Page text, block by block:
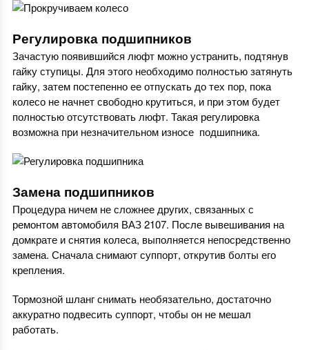
Регулировка подшипников
Зачастую появившийся люфт можно устранить, подтянув
гайку ступицы. Для этого необходимо полностью затянуть
гайку, затем постепенно ее отпускать до тех пор, пока
колесо не начнет свободно крутиться, и при этом будет
полностью отсутствовать люфт. Такая регулировка
возможна при незначительном износе подшипника.
Замена подшипников
Процедура ничем не сложнее других, связанных с
ремонтом автомобиля ВАЗ 2107. После вывешивания на
домкрате и снятия колеса, выполняется непосредственно
замена. Сначала снимают суппорт, открутив болты его
крепления.
Тормозной шланг снимать необязательно, достаточно
аккуратно подвесить суппорт, чтобы он не мешал
работать.